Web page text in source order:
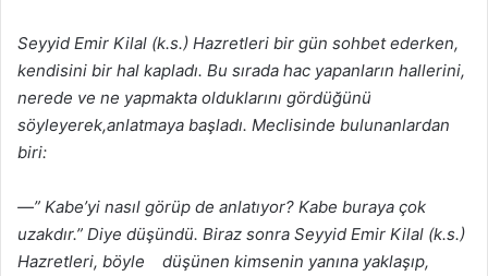
Seyyid Emir Kilal (k.s.) Hazretleri bir gün sohbet ederken,
kendisini bir hal kapladı. Bu sırada hac yapanların hallerini,
nerede ve ne yapmakta olduklarını gördüğünü
söyleyerek,anlatmaya başladı. Meclisinde bulunanlardan
biri:
—” Kabe’yi nasıl görüp de anlatıyor? Kabe buraya çok
uzakdır.” Diye düşündü. Biraz sonra Seyyid Emir Kilal (k.s.)
Hazretleri, böyle düşünen kimsenin yanına yaklaşıp,